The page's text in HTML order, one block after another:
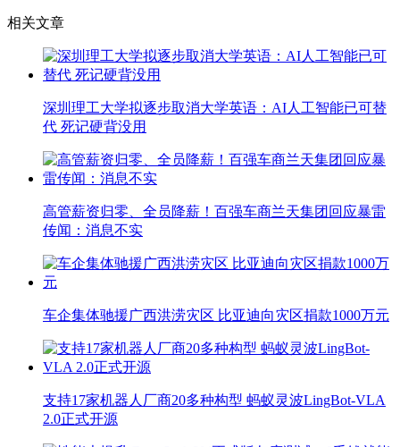
相关文章
深圳理工大学拟逐步取消大学英语：AI人工智能已可替
代 死记硬背没用
高管薪资归零、全员降薪！百强车商兰天集团回应暴雷
传闻：消息不实
车企集体驰援广西洪涝灾区 比亚迪向灾区捐款1000万元
支持17家机器人厂商20多种构型 蚂蚁灵波LingBot-VLA
2.0正式开源